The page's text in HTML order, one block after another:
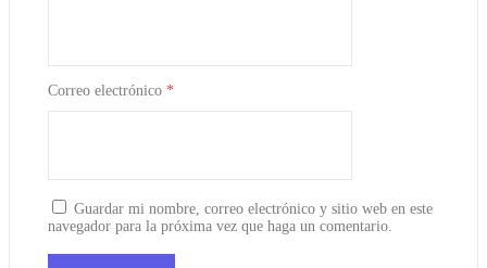
Correo electrónico *
Guardar mi nombre, correo electrónico y sitio web en este
navegador para la próxima vez que haga un comentario.